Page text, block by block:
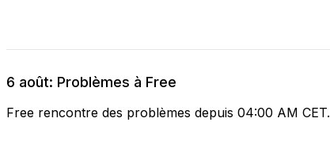
6 août: Problèmes à Free
Free rencontre des problèmes depuis 04:00 AM CET.